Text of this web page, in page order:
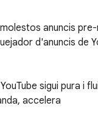
anuncis
d'anuncis de
sigui pura i
accelera